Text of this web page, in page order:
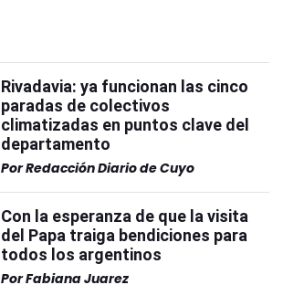
Rivadavia: ya funcionan las cinco
paradas de colectivos
climatizadas en puntos clave del
departamento
PorRedacción Diario de Cuyo
Con la esperanza de que la visita
del Papa traiga bendiciones para
todos los argentinos
PorFabiana Juarez